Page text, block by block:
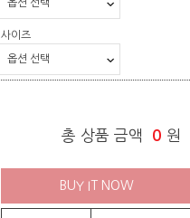
사이즈
총 상품 금액 0 원
BUY IT NOW